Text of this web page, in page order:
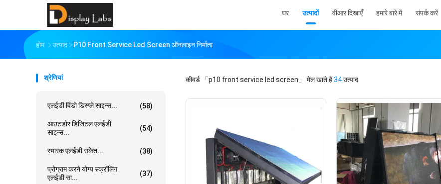
घर उत्पादों वीआर दिखाएँ हमारे बारे में संपर्क करें
होम उत्पाद P10 Front Service Led Screen ऑनलाइन निर्माता
श्रेणियां
एलईडी विंडो डिस्प्ले साइन्स... (58)
आउटडोर डिजिटल एलईडी
साइन्स...
(54)
स्मारक एलईडी संकेत... (38)
प्रोग्राम करने योग्य स्क्रॉलिंग
एलईडी सा...
(37)
कीवर्ड 「p10 front service led screen」 मेल खाते हैं34उत्पाद.